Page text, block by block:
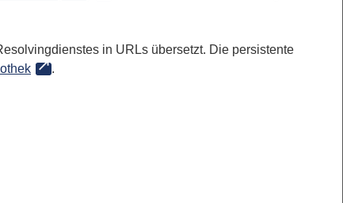
in URLs übersetzt. Die persistente
.